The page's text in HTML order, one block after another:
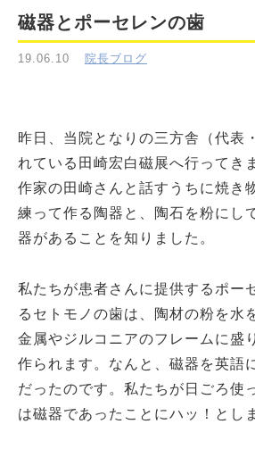
磁器とポーセレンの歯
19.06.10 院長ブログ
昨日、当院となりの三方舎（代表
れている田崎宏白磁展へ行ってき
作家の田崎さんと話すうちに焼き
練って作る陶器と、陶石を粉にし
器があることを知りました。
私たちが患者さんに提供するポー
るセトモノの歯は、陶材の粉を水
金属やジルコニアのフレームに盛
作られます。なんと、磁器を英語
だったのです。私たちが日ごろ使
は磁器であったことにハッ！とし